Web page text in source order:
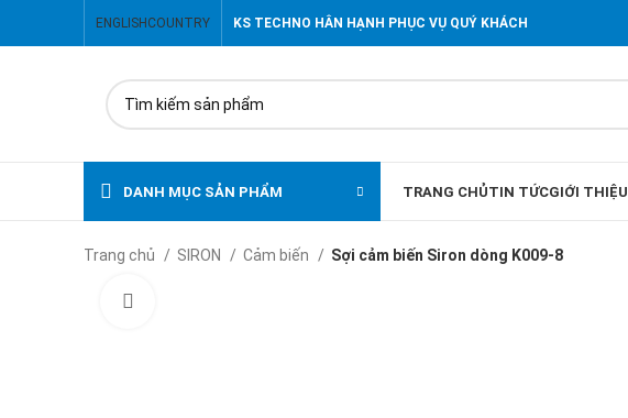
ENGLISH COUNTRY KS TECHNO HÂN HẠNH PHỤC VỤ QUÝ KHÁCH
DANH MỤC SẢN PHẨM TRANG CHỦTIN TỨCGIỚI THIỆU
Trang chủ SIRON Cảm biến Sợi cảm biến Siron dòng K009-8